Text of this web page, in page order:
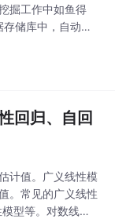
掘工作中如鱼得
储库中，自动地
要较大的数据
回归、自回
计值。广义线性模
。常见的广义线性
型等。对数线性